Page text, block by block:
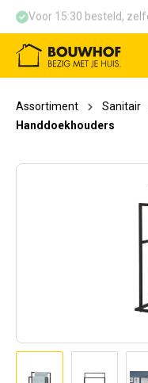
Voor 15:30 besteld,
Assortiment Sanitair
Handdoekhouders